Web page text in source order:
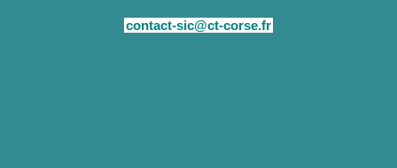
contact-sic@ct-corse.fr